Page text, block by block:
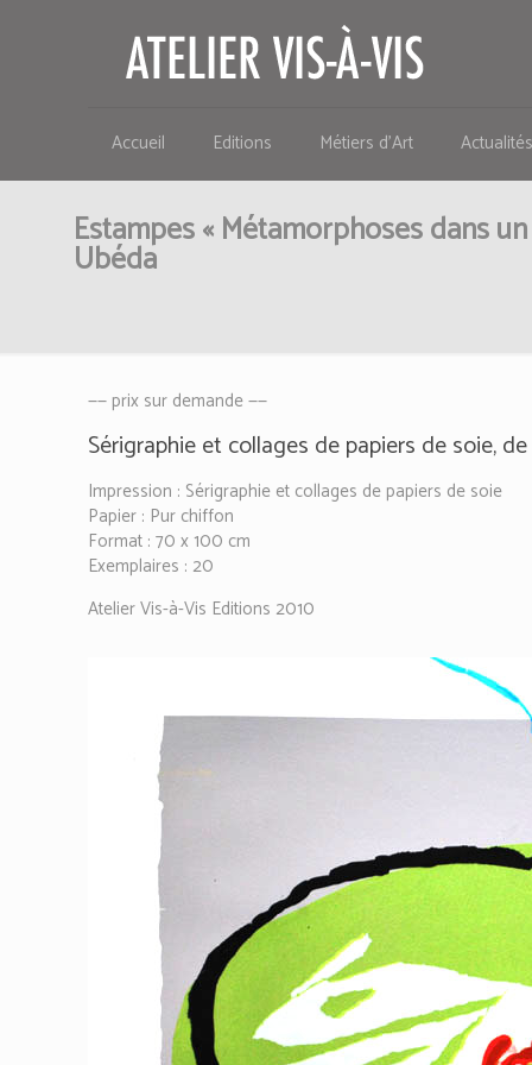
Accueil Editions Métiers d’Art Actualités
Estampes « Métamorphoses dans
Ubéda
—— prix sur demande ——
Sérigraphie et collages de papiers de soie,
Impression : Sérigraphie et collages de papiers de soie
Papier : Pur chiffon
Format : 70 x 100 cm
Exemplaires : 20
Atelier Vis-à-Vis Editions 2010